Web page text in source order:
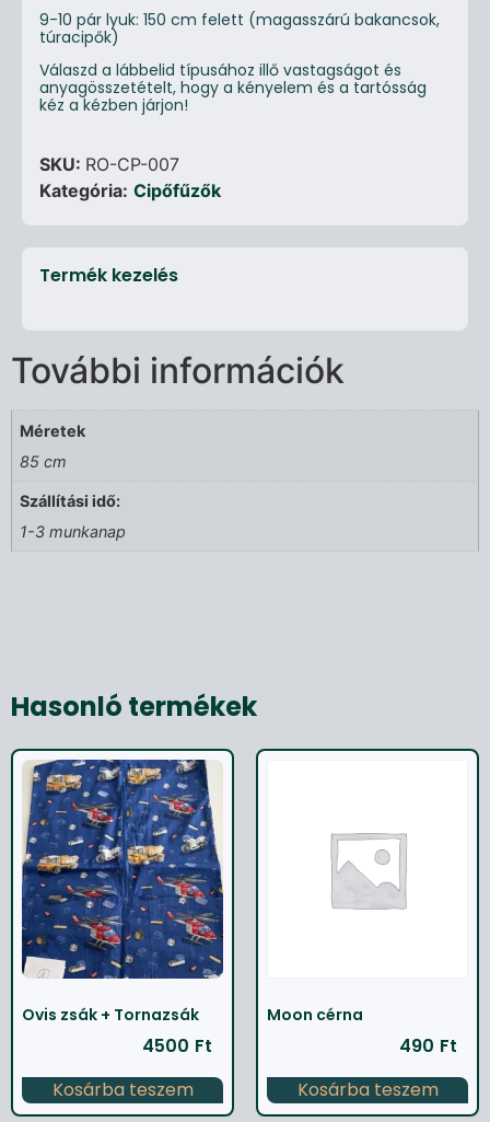
9-10 pár lyuk: 150 cm felett (magasszárú bakancsok,
túracipők)
Válaszd a lábbelid típusához illő vastagságot és
anyagösszetételt, hogy a kényelem és a tartósság
kéz a kézben járjon!
SKU: RO-CP-007
Kategória: Cipőfűzők
Termék kezelés
További információk
Méretek
85 cm
Szállítási idő:
1-3 munkanap
Hasonló termékek
Ovis zsák + Tornazsák
4500 Ft
Kosárba teszem
Moon cérna
490 Ft
Kosárba teszem